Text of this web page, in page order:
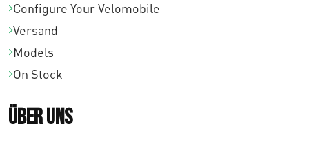
Configure Your Velomobile
Versand
Models
On Stock
Über uns